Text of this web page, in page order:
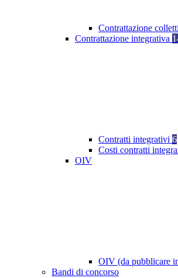
Contrattazione
Contrattazione integrativa
Contratti integrativi 6
Costi contratti
OIV
OIV (da pubblicare
Bandi di concorso